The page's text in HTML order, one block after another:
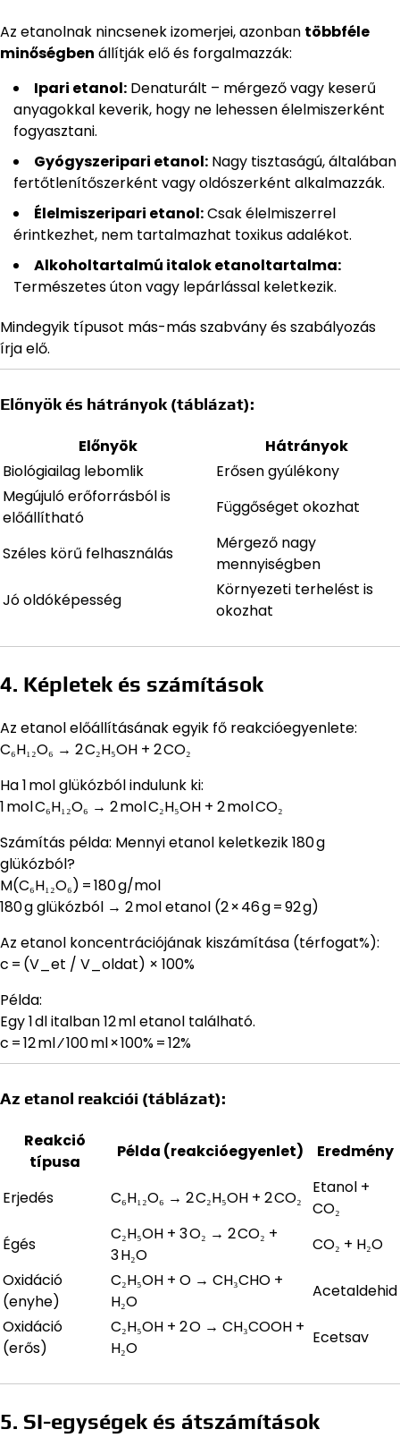
Az etanolnak nincsenek izomerjei, azonban többféle
minőségben állítják elő és forgalmazzák:
Ipari etanol: Denaturált – mérgező vagy keserű
anyagokkal keverik, hogy ne lehessen élelmiszerként
fogyasztani.
Gyógyszeripari etanol: Nagy tisztaságú, általában
fertőtlenítőszerként vagy oldószerként alkalmazzák.
Élelmiszeripari etanol:Csak élelmiszerrel
érintkezhet, nem tartalmazhat toxikus adalékot.
Alkoholtartalmú italok etanoltartalma:
Természetes úton vagy lepárlással keletkezik.
Mindegyik típusot más-más szabvány és szabályozás
írja elő.
Előnyök és hátrányok (táblázat):
Előnyök
Hátrányok
Biológiailag lebomlik
Erősen gyúlékony
Megújuló erőforrásból is
előállítható
Függőséget okozhat
Széles körű felhasználás
Mérgező nagy
mennyiségben
Jó oldóképesség
Környezeti terhelést is
okozhat
4. Képletek és számítások
Az etanol előállításának egyik fő reakcióegyenlete:
C₆H₁₂O₆ → 2 C₂H₅OH + 2 CO₂
Ha 1 mol glükózból indulunk ki:
1 mol C₆H₁₂O₆ → 2 mol C₂H₅OH + 2 mol CO₂
Számítás példa: Mennyi etanol keletkezik 180 g
glükózból?
M(C₆H₁₂O₆) = 180 g/mol
180 g glükózból → 2 mol etanol (2 × 46 g = 92 g)
Az etanol koncentrációjának kiszámítása (térfogat%):
c = (V_et / V_oldat) × 100%
Példa:
Egy 1 dl italban 12 ml etanol található.
c = 12 ml ⁄ 100 ml × 100% = 12%
Az etanol reakciói (táblázat):
Reakció
típusa
Példa (reakcióegyenlet) Eredmény
Erjedés C₆H₁₂O₆ → 2 C₂H₅OH + 2 CO₂
Etanol +
CO₂
Égés
C₂H₅OH + 3 O₂ → 2 CO₂ +
3 H₂O
CO₂ + H₂O
Oxidáció
(enyhe)
C₂H₅OH + O → CH₃CHO +
H₂O
Acetaldehid
Oxidáció
(erős)
C₂H₅OH + 2 O → CH₃COOH +
H₂O
Ecetsav
5. SI-egységek és átszámítások